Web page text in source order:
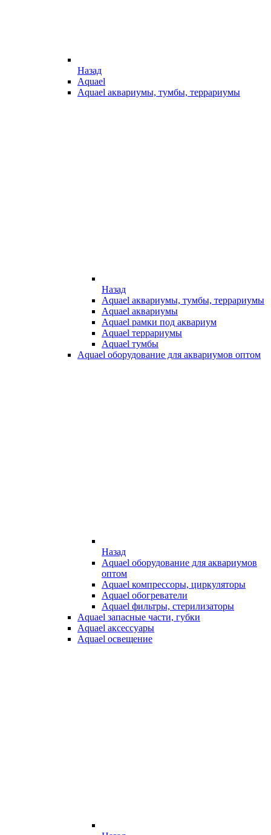
Назад
Aquael
Aquael аквариумы, тумбы, террариумы
Назад
Aquael аквариумы, тумбы, террариумы
Aquael аквариумы
Aquael рамки под аквариум
Aquael террариумы
Aquael тумбы
Aquael оборудование для аквариумов оптом
Назад
Aquael оборудование для аквариумов
оптом
Aquael компрессоры, циркуляторы
Aquael обогреватели
Aquael фильтры, стерилизаторы
Aquael запасные части, губки
Aquael аксессуары
Aquael освещение